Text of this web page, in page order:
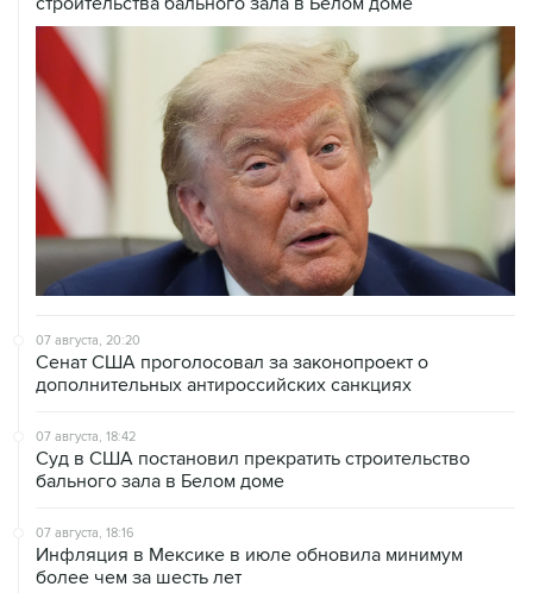
07 августа, 20:20
Сенат США проголосовал за законопроект о
дополнительных антироссийских санкциях
07 августа, 18:42
Суд в США постановил прекратить строительство
бального зала в Белом доме
07 августа, 18:16
Инфляция в Мексике в июле обновила минимум
более чем за шесть лет